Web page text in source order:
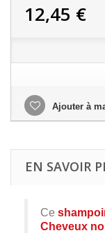
12,45 €
Ajouter à
EN SAVOIR
Ce
Cheveux